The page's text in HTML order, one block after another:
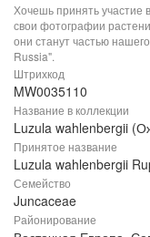
Хочешь принять участие
свои фотографии
они станут частью
Russia".
Штрихкод
MW0035110
Название в коллекции
Luzula wahlenbergii
Принятое название
Luzula wahlenbergii
Семейство
Juncaceae
Районирование